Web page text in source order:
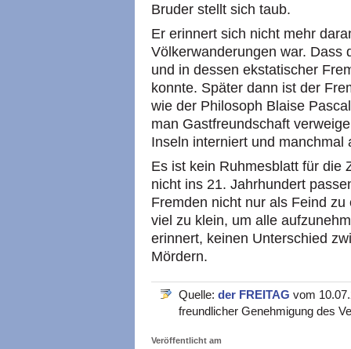
Bruder stellt sich taub.
Er erinnert sich nicht mehr
Völkerwanderungen war. Dass
und in dessen ekstatischer
konnte. Später dann ist der
wie der Philosoph Blaise
man Gastfreundschaft
Inseln interniert und manchmal
Es ist kein Ruhmesblatt für die
nicht ins 21. Jahrhundert
Fremden nicht nur als Feind
viel zu klein, um alle
erinnert, keinen Unterschied
Mördern.
Quelle: der FREITAG vom
freundlicher Genehmigung des
Veröffentlicht am